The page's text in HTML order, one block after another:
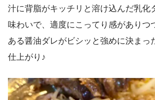
汁に背脂がキッチリと溶け込んだ乳化
味わいで、適度にこってり感がありつ
ある醤油ダレがビシッと強めに決まっ
仕上がり♪